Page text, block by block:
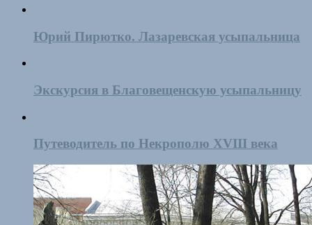
Юрий Пирютко. Лазаревская усыпальница
Экскурсия в Благовещенскую усыпальницу
Путеводитель по Некрополю XVIII века